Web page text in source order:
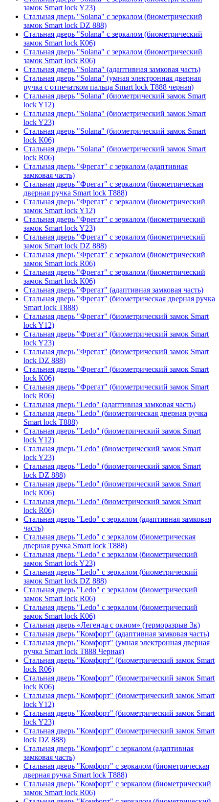
замок Smart lock Y23)
Стальная дверь "Solana" с зеркалом (биометрический
замок Smart lock DZ 888)
Стальная дверь "Solana" с зеркалом (биометрический
замок Smart lock К06)
Стальная дверь "Solana" с зеркалом (биометрический
замок Smart lock R06)
Стальная дверь "Solana" (адаптивная замковая часть)
Стальная дверь "Solana" (умная электронная дверная
ручка с отпечатком пальца Smart lock T888 черная)
Стальная дверь "Solana" (биометрический замок Smart
lock Y12)
Стальная дверь "Solana" (биометрический замок Smart
lock Y23)
Стальная дверь "Solana" (биометрический замок Smart
lock К06)
Стальная дверь "Solana" (биометрический замок Smart
lock R06)
Стальная дверь "Фрегат" с зеркалом (адаптивная
замковая часть)
Стальная дверь "Фрегат" с зеркалом (биометрическая
дверная ручка Smart lock T888)
Стальная дверь "Фрегат" с зеркалом (биометрический
замок Smart lock Y12)
Стальная дверь "Фрегат" с зеркалом (биометрический
замок Smart lock Y23)
Стальная дверь "Фрегат" с зеркалом (биометрический
замок Smart lock DZ 888)
Стальная дверь "Фрегат" с зеркалом (биометрический
замок Smart lock R06)
Стальная дверь "Фрегат" с зеркалом (биометрический
замок Smart lock К06)
Стальная дверь "Фрегат" (адаптивная замковая часть)
Стальная дверь "Фрегат" (биометрическая дверная ручка
Smart lock T888)
Стальная дверь "Фрегат" (биометрический замок Smart
lock Y12)
Стальная дверь "Фрегат" (биометрический замок Smart
lock Y23)
Стальная дверь "Фрегат" (биометрический замок Smart
lock DZ 888)
Стальная дверь "Фрегат" (биометрический замок Smart
lock К06)
Стальная дверь "Фрегат" (биометрический замок Smart
lock R06)
Стальная дверь "Ledo" (адаптивная замковая часть)
Стальная дверь "Ledo" (биометрическая дверная ручка
Smart lock T888)
Стальная дверь "Ledo" (биометрический замок Smart
lock Y12)
Стальная дверь "Ledo" (биометрический замок Smart
lock Y23)
Стальная дверь "Ledo" (биометрический замок Smart
lock DZ 888)
Стальная дверь "Ledo" (биометрический замок Smart
lock К06)
Стальная дверь "Ledo" (биометрический замок Smart
lock R06)
Стальная дверь "Ledo" с зеркалом (адаптивная замковая
часть)
Стальная дверь "Ledo" с зеркалом (биометрическая
дверная ручка Smart lock T888)
Стальная дверь "Ledo" с зеркалом (биометрический
замок Smart lock Y23)
Стальная дверь "Ledo" с зеркалом (биометрический
замок Smart lock DZ 888)
Стальная дверь "Ledo" с зеркалом (биометрический
замок Smart lock R06)
Стальная дверь "Ledo" с зеркалом (биометрический
замок Smart lock К06)
Стальная дверь «Легенда с окном» (терморазрыв 3к)
Стальная дверь "Комфорт" (адаптивная замковая часть)
Стальная дверь "Комфорт" (умная электронная дверная
ручка Smart lock T888 Черная)
Стальная дверь "Комфорт" (биометрический замок Smart
lock R06)
Стальная дверь "Комфорт" (биометрический замок Smart
lock К06)
Стальная дверь "Комфорт" (биометрический замок Smart
lock Y12)
Стальная дверь "Комфорт" (биометрический замок Smart
lock Y23)
Стальная дверь "Комфорт" (биометрический замок Smart
lock DZ 888)
Стальная дверь "Комфорт" с зеркалом (адаптивная
замковая часть)
Стальная дверь "Комфорт" с зеркалом (биометрическая
дверная ручка Smart lock T888)
Стальная дверь "Комфорт" с зеркалом (биометрический
замок Smart lock R06)